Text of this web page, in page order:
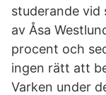
studerande vid
av Åsa
procent och
ingen rätt att
Varken under